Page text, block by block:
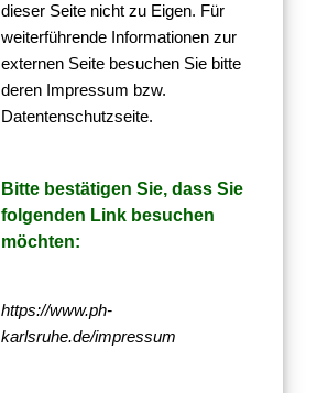
dieser Seite nicht zu Eigen. Für
weiterführende Informationen zur
externen Seite besuchen Sie bitte
deren Impressum bzw.
Datentenschutzseite.
Bitte bestätigen Sie, dass Sie
folgenden Link besuchen
möchten:
https://www.ph-
karlsruhe.de/impressum